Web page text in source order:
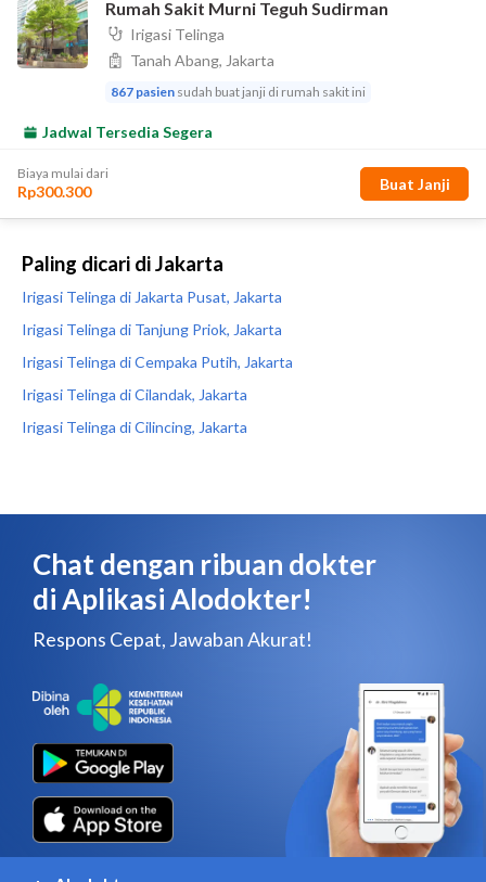
Paling dicari di Jakarta
Irigasi Telinga di Jakarta Pusat, Jakarta
Irigasi Telinga di Tanjung Priok, Jakarta
Irigasi Telinga di Cempaka Putih, Jakarta
Irigasi Telinga di Cilandak, Jakarta
Irigasi Telinga di Cilincing, Jakarta